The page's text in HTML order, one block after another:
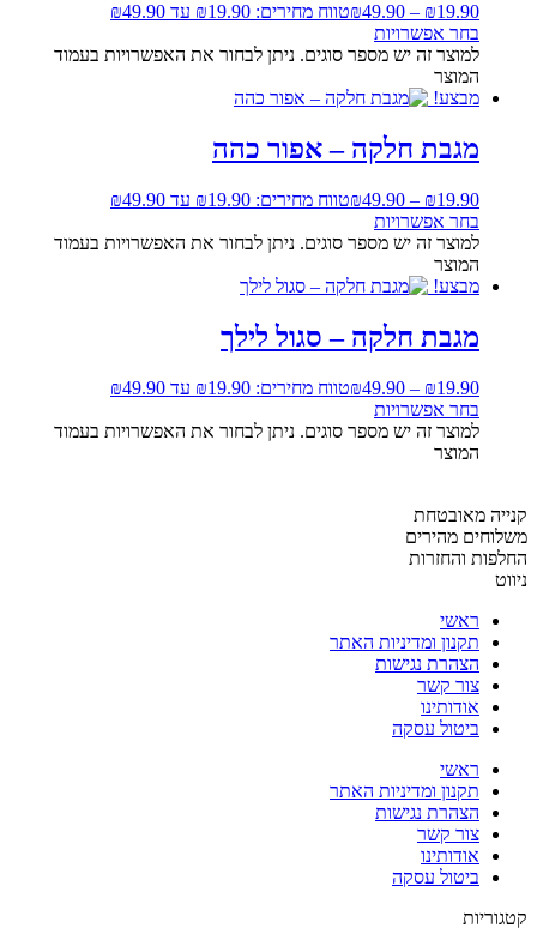
₪19.90
–
₪49.90
טווח מחירים: ⁦₪19.90⁩ עד ⁦₪49.90⁩
בחר אפשרויות
למוצר זה יש מספר סוגים. ניתן לבחור את האפשרויות בעמוד
המוצר
מבצע!
מגבת חלקה – אפור כהה
₪19.90
–
₪49.90
טווח מחירים: ⁦₪19.90⁩ עד ⁦₪49.90⁩
בחר אפשרויות
למוצר זה יש מספר סוגים. ניתן לבחור את האפשרויות בעמוד
המוצר
מבצע!
מגבת חלקה – סגול לילך
₪19.90
–
₪49.90
טווח מחירים: ⁦₪19.90⁩ עד ⁦₪49.90⁩
בחר אפשרויות
למוצר זה יש מספר סוגים. ניתן לבחור את האפשרויות בעמוד
המוצר
קנייה מאובטחת
משלוחים מהירים
החלפות והחזרות
ניווט
ראשי
תקנון ומדיניות האתר
הצהרת נגישות
צור קשר
אודותינו
ביטול עסקה
ראשי
תקנון ומדיניות האתר
הצהרת נגישות
צור קשר
אודותינו
ביטול עסקה
קטגוריות